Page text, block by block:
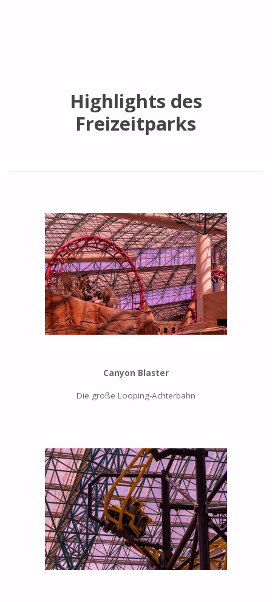
Highlights des
Freizeitparks
Canyon Blaster
Die große Looping-Achterbahn